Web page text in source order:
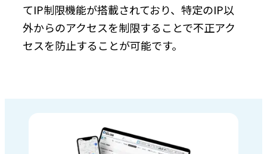
てIP制限機能が搭載されており、特定のIP以
外からのアクセスを制限することで不正アク
セスを防止することが可能です。